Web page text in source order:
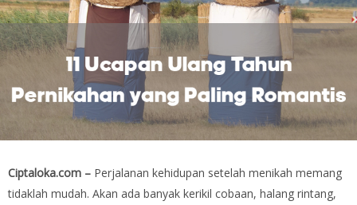
Ciptaloka.com – Perjalanan kehidupan setelah menikah memang
tidaklah mudah. Akan ada banyak kerikil cobaan, halang rintang,